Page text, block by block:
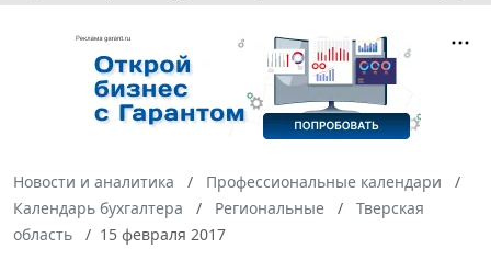
Новости и аналитика
Профессиональные календари
Календарь бухгалтера
Региональные
Тверская
область
15 февраля 2017